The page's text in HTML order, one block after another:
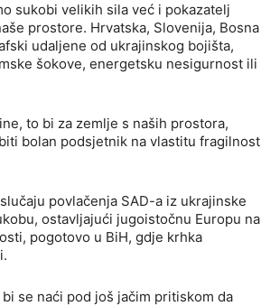
sukobi velikih sila već i pokazatelj
prostore. Hrvatska, Slovenija, Bosna
udaljene od ukrajinskog bojišta,
šokove, energetsku nesigurnost ili
to bi za zemlje s naših prostora,
bolan podsjetnik na vlastitu fragilnost
povlačenja SAD-a iz ukrajinske
ostavljajući jugoistočnu Europu na
pogotovo u BiH, gdje krhka
se naći pod još jačim pritiskom da